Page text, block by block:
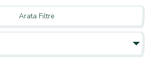
Arata Filtre